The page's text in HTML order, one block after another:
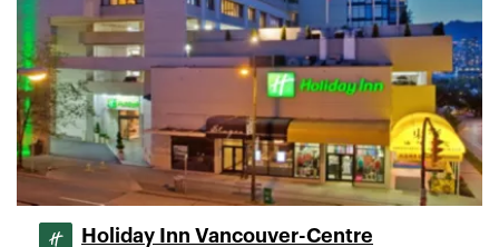
Holiday Inn Vancouver-Centre